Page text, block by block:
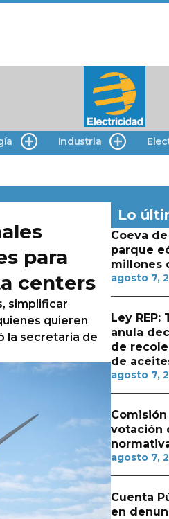
Industria
para
centers
simplificar
quieren
la secretaria de
Lo
Coeva
parque
millones
agosto 7,
Ley
anula
de
de
agosto 7,
votación
agosto 7,
Cuenta
en